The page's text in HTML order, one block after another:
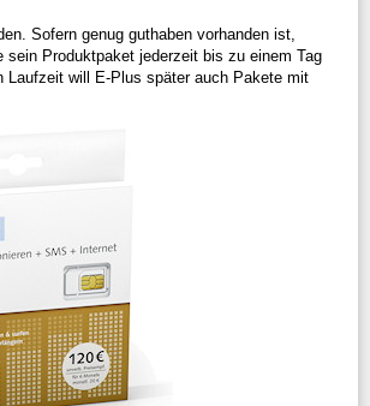
Sofern genug guthaben vorhanden ist,
Produktpaket jederzeit bis zu einem Tag
Laufzeit will E-Plus später auch Pakete mit